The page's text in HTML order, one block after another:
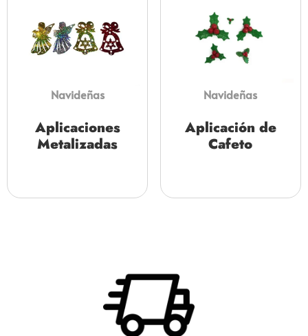
Navideñas
Aplicaciones
Metalizadas
Navideñas
Aplicación de
Cafeto